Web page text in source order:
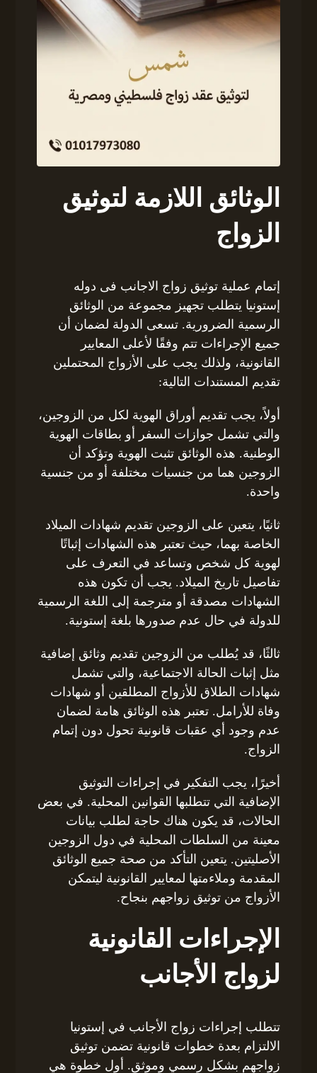
الوثائق اللازمة لتوثيق
الزواج
إتمام عملية توثيق زواج الاجانب فى دوله
إستونيا يتطلب تجهيز مجموعة من الوثائق
الرسمية الضرورية. تسعى الدولة لضمان أن
جميع الإجراءات تتم وفقًا لأعلى المعايير
القانونية، ولذلك يجب على الأزواج المحتملين
تقديم المستندات التالية:
أولاً، يجب تقديم أوراق الهوية لكل من الزوجين،
والتي تشمل جوازات السفر أو بطاقات الهوية
الوطنية. هذه الوثائق تثبت الهوية وتؤكد أن
الزوجين هما من جنسيات مختلفة أو من جنسية
واحدة.
ثانيًا، يتعين على الزوجين تقديم شهادات الميلاد
الخاصة بهما، حيث تعتبر هذه الشهادات إثباتًا
لهوية كل شخص وتساعد في التعرف على
تفاصيل تاريخ الميلاد. يجب أن تكون هذه
الشهادات مصدقة أو مترجمة إلى اللغة الرسمية
للدولة في حال عدم صدورها بلغة إستونية.
ثالثًا، قد يُطلب من الزوجين تقديم وثائق إضافية
مثل إثبات الحالة الاجتماعية، والتي تشمل
شهادات الطلاق للأزواج المطلقين أو شهادات
وفاة للأرامل. تعتبر هذه الوثائق هامة لضمان
عدم وجود أي عقبات قانونية تحول دون إتمام
الزواج.
أخيرًا، يجب التفكير في إجراءات التوثيق
الإضافية التي تتطلبها القوانين المحلية. في بعض
الحالات، قد يكون هناك حاجة لطلب بيانات
معينة من السلطات المحلية في دول الزوجين
الأصليتين. يتعين التأكد من صحة جميع الوثائق
المقدمة وملاءمتها لمعايير القانونية ليتمكن
الأزواج من توثيق زواجهم بنجاح.
الإجراءات القانونية
لزواج الأجانب
تتطلب إجراءات زواج الأجانب في إستونيا
الالتزام بعدة خطوات قانونية تضمن توثيق
زواجهم بشكل رسمي وموثق. أول خطوة هي